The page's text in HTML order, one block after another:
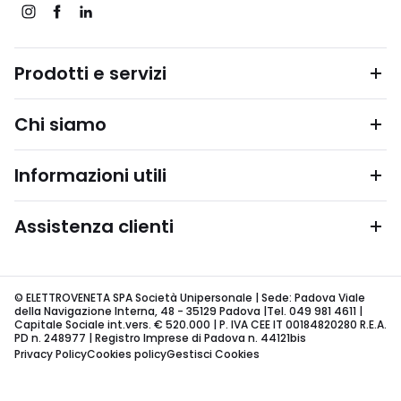
Prodotti e servizi
Chi siamo
Informazioni utili
Assistenza clienti
© ELETTROVENETA SPA Società Unipersonale | Sede: Padova Viale
della Navigazione Interna, 48 - 35129 Padova |Tel. 049 981 4611 |
Capitale Sociale int.vers. € 520.000 | P. IVA CEE IT 00184820280 R.E.A.
PD n. 248977 | Registro Imprese di Padova n. 44121bis
Privacy PolicyCookies policyGestisci Cookies